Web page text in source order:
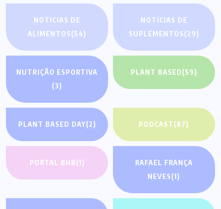
NOTÍCIAS DE
ALIMENTOS(54)
NOTÍCIAS DE
SUPLEMENTOS(29)
NUTRIÇÃO ESPORTIVA
(3)
PLANT BASED(59)
PLANT BASED DAY(2) PODCAST(87)
PORTAL BHB(1)
RAFAEL FRANÇA
NEVES(1)